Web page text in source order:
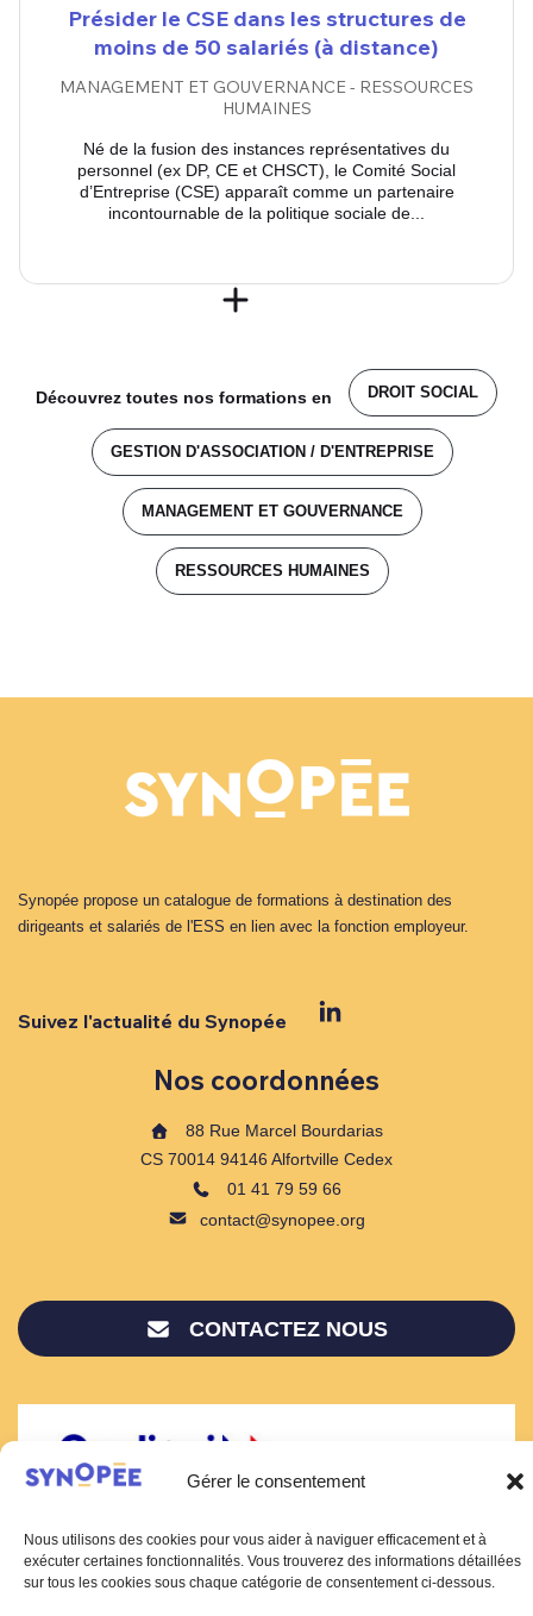
Gérer le consentement
Nous utilisons des cookies pour vous aider à naviguer efficacement et à
exécuter certaines fonctionnalités. Vous trouverez des informations détaillées
sur tous les cookies sous chaque catégorie de consentement ci-dessous.
Présider le CSE dans les structures de
moins de 50 salariés (à distance)
MANAGEMENT ET GOUVERNANCE - RESSOURCES
HUMAINES
Né de la fusion des instances représentatives du
personnel (ex DP, CE et CHSCT), le Comité Social
d’Entreprise (CSE) apparaît comme un partenaire
incontournable de la politique sociale de...
Découvrez toutes nos formations en DROIT SOCIAL
GESTION D'ASSOCIATION / D'ENTREPRISE
MANAGEMENT ET GOUVERNANCE
RESSOURCES HUMAINES
Synopée propose un catalogue de formations à destination des
dirigeants et salariés de l'ESS en lien avec la fonction employeur.
Suivez l'actualité du Synopée
Nos coordonnées
88 Rue Marcel Bourdarias
CS 70014 94146 Alfortville Cedex
01 41 79 59 66
contact@synopee.org
CONTACTEZ NOUS